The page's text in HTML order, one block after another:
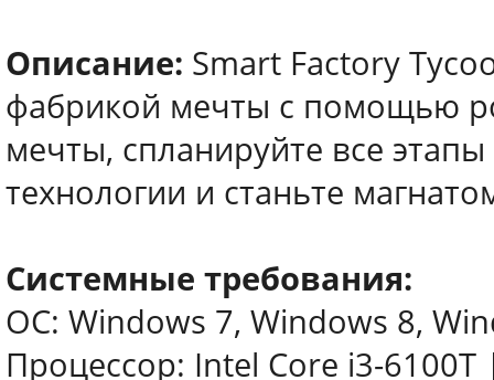
Описание: Smart Factory
фабрикой мечты с помощью
мечты, спланируйте все
технологии и станьте
Системные требования:
ОС: Windows 7, Windows 8,
Процессор: Intel Core i3-6100T